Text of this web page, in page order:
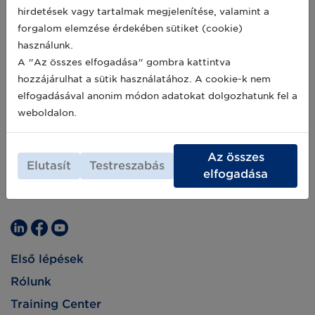
Nemzeti Agrárgazdasági Kamara által 2022.
május 31-én megtartott, „Intelligens
mezőgazdaság, digitalizált élelmiszeripar”
című rendezvényen ezekre a kérdésekre
keresték a válaszokat.
Első lépések
Rólunk
Training Center
hirdetések vagy tartalmak megjelenítése, valamint a
forgalom elemzése érdekében sütiket (cookie)
használunk.
A "Az összes elfogadása" gombra kattintva
hozzájárulhat a sütik használatához. A cookie-k nem
elfogadásával anonim módon adatokat dolgozhatunk fel a
weboldalon.
Elutasít Testreszabás
Az összes
elfogadása